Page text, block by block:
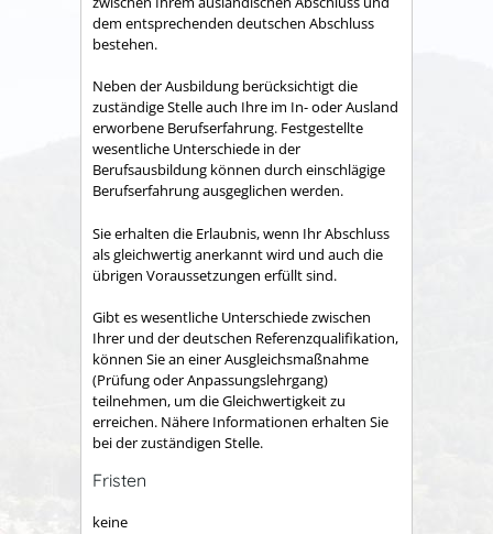
dem entsprechenden deutschen Abschluss
bestehen.
Neben der Ausbildung berücksichtigt die
zuständige Stelle auch Ihre im In- oder Ausland
erworbene Berufserfahrung. Festgestellte
wesentliche Unterschiede in der
Berufsausbildung können durch einschlägige
Berufserfahrung ausgeglichen werden.
Sie erhalten die Erlaubnis, wenn Ihr Abschluss
als gleichwertig anerkannt wird und auch die
übrigen Voraussetzungen erfüllt sind.
Gibt es wesentliche Unterschiede zwischen
Ihrer und der deutschen Referenzqualifikation,
können Sie an einer Ausgleichsmaßnahme
(Prüfung oder Anpassungslehrgang)
teilnehmen, um die Gleichwertigkeit zu
erreichen. Nähere Informationen erhalten Sie
bei der zuständigen Stelle.
Fristen
keine